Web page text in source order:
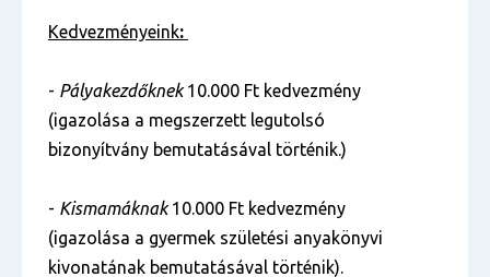
Kedvezményeink:
- Pályakezdőknek10.000 Ft kedvezmény
(igazolása a megszerzett legutolsó
bizonyítvány bemutatásával történik.)
- Kismamáknak10.000 Ft kedvezmény
(igazolása a gyermek születési anyakönyvi
kivonatának bemutatásával történik).